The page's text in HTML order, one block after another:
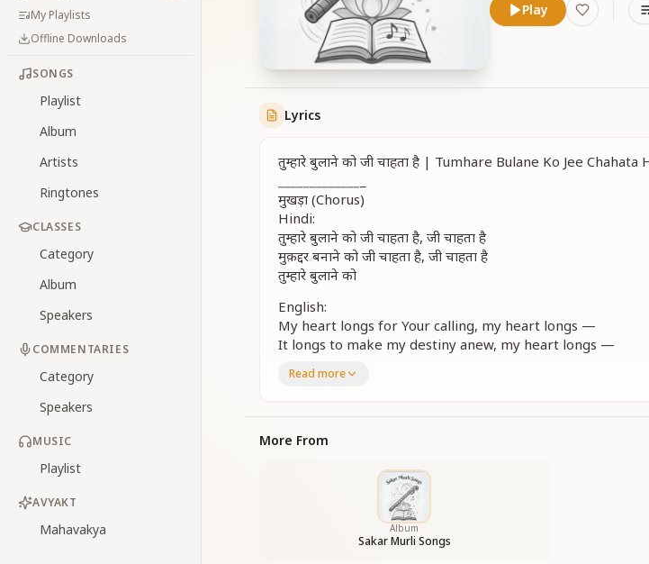
My Playlists
Offline Downloads
SONGS
Playlist
Album
Artists
Ringtones
CLASSES
Category
Album
Speakers
COMMENTARIES
Category
Speakers
MUSIC
Playlist
AVYAKT
Mahavakya
Play
Lyrics
तुम्हारे बुलाने को जी चाहता है | Tumhare Bulane Ko Jee
मुखड़ा (Chorus)
Hindi:
तुम्हारे बुलाने को जी चाहता है, जी चाहता है
मुक़द्दर बनाने को जी चाहता है, जी चाहता है
तुम्हारे बुलाने को
English:
My heart longs for Your calling, my heart longs —
It longs to make my destiny anew, my heart longs —
__________ _
Hindi:
जो तुम आओ, तो साथ खुशियाँ भी आएं, खुशियाँ भी आएं
मेरा मुस्कुराने को, जी चाहता है, जी चाहता है
If You come, may joy arrive with You, joy arrive with You —
Read more
More From
Album
Sakar Murli Songs